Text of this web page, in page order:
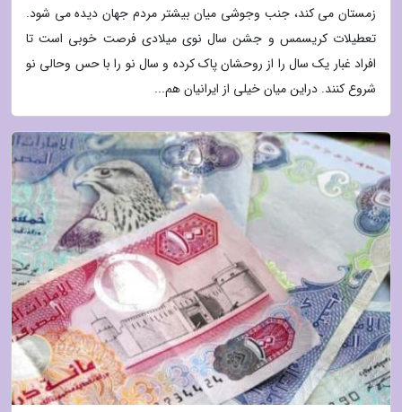
زمستان می کند، جنب وجوشی میان بیشتر مردم جهان دیده می شود.
تعطیلات کریسمس و جشن سال نوی میلادی فرصت خوبی است تا
افراد غبار یک سال را از روحشان پاک کرده و سال نو را با حس وحالی نو
شروع کنند. دراین میان خیلی از ایرانیان هم...